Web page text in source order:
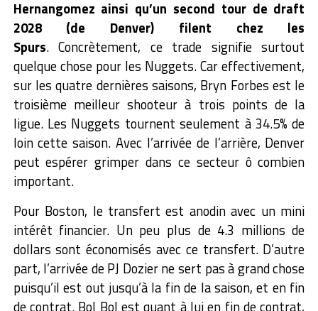
Hernangomez ainsi qu’un second tour de draft
2028 (de Denver) filent chez les
Spurs.Concrètement, ce trade signifie surtout
quelque chose pour les Nuggets. Car effectivement,
sur les quatre dernières saisons, Bryn Forbes est le
troisième meilleur shooteur à trois points de la
ligue. Les Nuggets tournent seulement à 34.5% de
loin cette saison. Avec l’arrivée de l’arrière, Denver
peut espérer grimper dans ce secteur ô combien
important.
Pour Boston, le transfert est anodin avec un mini
intérêt financier. Un peu plus de 4.3 millions de
dollars sont économisés avec ce transfert. D’autre
part, l’arrivée de PJ Dozier ne sert pas à grand chose
puisqu’il est out jusqu’à la fin de la saison, et en fin
de contrat. Bol Bol est quant à lui en fin de contrat,